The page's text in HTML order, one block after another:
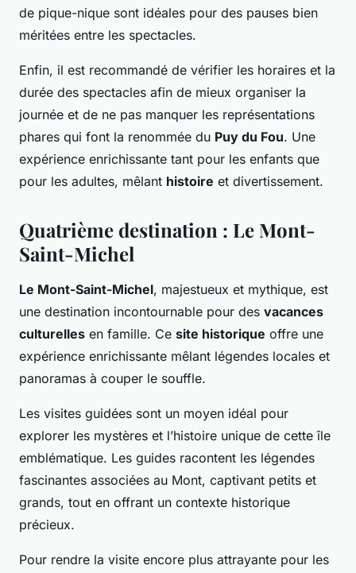
de pique-nique sont idéales pour des pauses bien
méritées entre les spectacles.
Enfin, il est recommandé de vérifier les horaires et la
durée des spectacles afin de mieux organiser la
journée et de ne pas manquer les représentations
phares qui font la renommée du Puy du Fou. Une
expérience enrichissante tant pour les enfants que
pour les adultes, mêlant histoire et divertissement.
Quatrième destination : Le Mont-
Saint-Michel
Le Mont-Saint-Michel, majestueux et mythique, est
une destination incontournable pour des vacances
culturelles en famille. Ce site historique offre une
expérience enrichissante mêlant légendes locales et
panoramas à couper le souffle.
Les visites guidées sont un moyen idéal pour
explorer les mystères et l’histoire unique de cette île
emblématique. Les guides racontent les légendes
fascinantes associées au Mont, captivant petits et
grands, tout en offrant un contexte historique
précieux.
Pour rendre la visite encore plus attrayante pour les